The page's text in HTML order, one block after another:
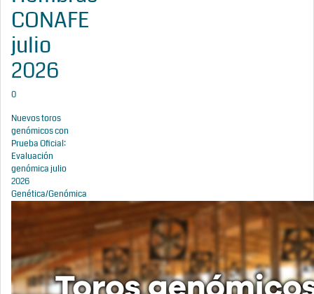
CONAFE
julio
2026
0
Nuevos toros
genómicos con
Prueba Oficial:
Evaluación
genómica julio
2026
Genética/Genómica